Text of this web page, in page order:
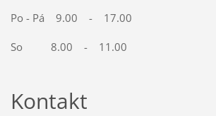
Po - Pá 9.00 - 17.00
So 8.00 - 11.00
Kontakt